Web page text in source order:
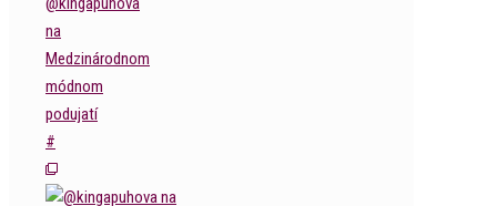
na
Medzinárodnom
módnom
podujatí
#